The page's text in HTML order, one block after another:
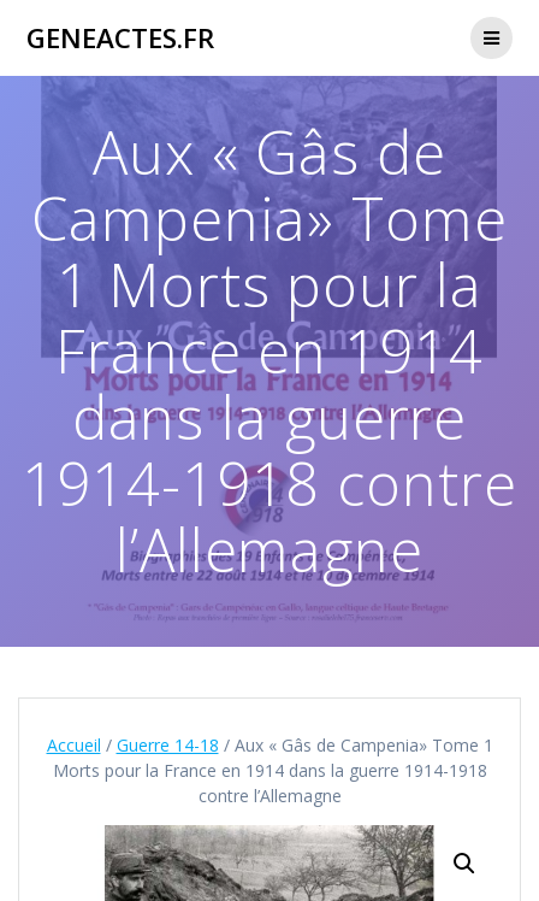
GENEACTES.FR
Aux « Gâs de
Campenia» Tome
1 Morts pour la
France en 1914
dans la guerre
1914-1918 contre
l’Allemagne
Accueil / Guerre 14-18 / Aux « Gâs de Campenia» Tome 1
Morts pour la France en 1914 dans la guerre 1914-1918
contre l’Allemagne